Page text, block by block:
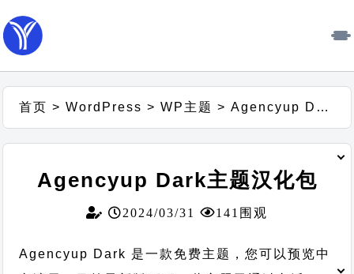
首页 >WordPress >WP主题 >Agencyup Dark主题汉化包
Agencyup Dark主题汉化包
2024/03/31 141围观
Agencyup Dark 是一款免费主题，您可以预览中